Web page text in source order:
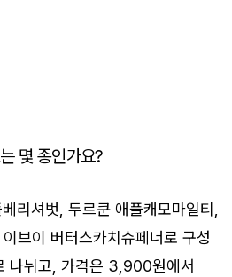
몇 종인가요?
리셔벗, 두르쿤 애플캐모마일티,
브이 버터스카치슈페너로 구성
나뉘고, 가격은 3,900원에서